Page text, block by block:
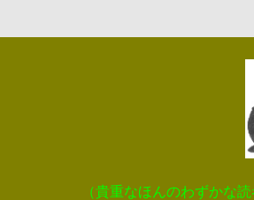
（貴重なほんのわずかな